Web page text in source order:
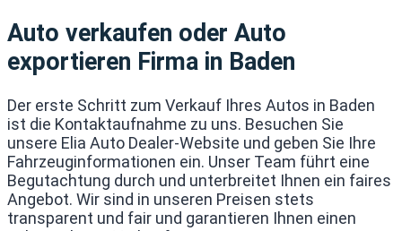
Auto verkaufen oder Auto
exportieren Firma in Baden
Der erste Schritt zum Verkauf Ihres Autos in Baden
ist die Kontaktaufnahme zu uns. Besuchen Sie
unsere Elia Auto Dealer-Website und geben Sie Ihre
Fahrzeuginformationen ein. Unser Team führt eine
Begutachtung durch und unterbreitet Ihnen ein faires
Angebot. Wir sind in unseren Preisen stets
transparent und fair und garantieren Ihnen einen